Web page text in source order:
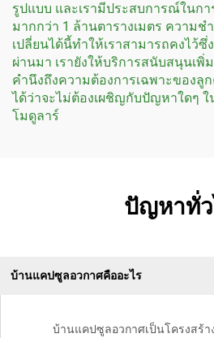
รูปแบบ และเรามีประสบการณ์ในกา
มากกว่า 1 ล้านตารางเมตร ความ
เปลี่ยนได้นี้ทำให้เราสามารถคงไว้
ผ่านมา เรายังให้บริการสนับสนุนเพิ่
คำนึงถึงความต้องการเฉพาะของลู
ได้ว่าจะไม่ต้องเผชิญกับปัญหาใดๆ
โมดูลาร์
ปัญหาทั่ว
บ้านแคปซูลอวกาศคืออะไร
บ้านแคปซูลอวกาศเป็นโครงสร้า